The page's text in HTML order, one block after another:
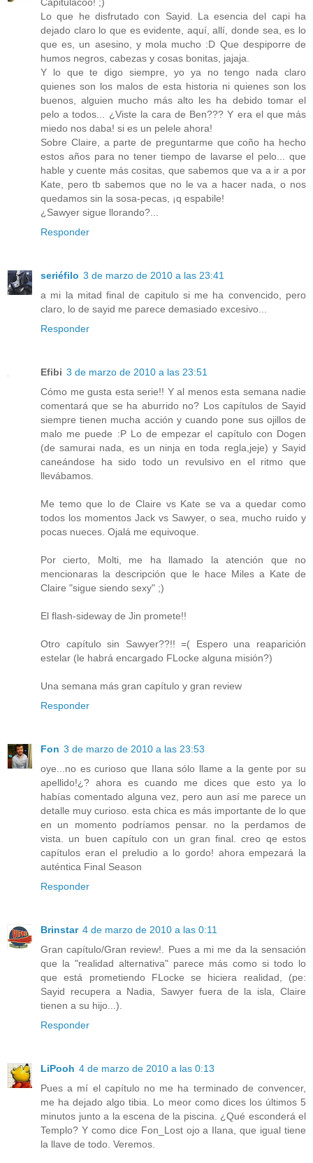
Lo que he disfrutado con Sayid. La esencia del capi ha
dejado claro lo que es evidente, aquí, allí, donde sea, es lo
que es, un asesino, y mola mucho :D Que despiporre de
humos negros, cabezas y cosas bonitas, jajaja.
Y lo que te digo siempre, yo ya no tengo nada claro
quienes son los malos de esta historia ni quienes son los
buenos, alguien mucho más alto les ha debido tomar el
pelo a todos... ¿Viste la cara de Ben??? Y era el que más
miedo nos daba! si es un pelele ahora!
Sobre Claire, a parte de preguntarme que coño ha hecho
estos años para no tener tiempo de lavarse el pelo... que
hable y cuente más cositas, que sabemos que va a ir a por
Kate, pero tb sabemos que no le va a hacer nada, o nos
quedamos sin la sosa-pecas, ¡q espabile!
¿Sawyer sigue llorando?...
Responder
seriéfilo 3 de marzo de 2010 a las 23:41
a mi la mitad final de capitulo si me ha convencido, pero
claro, lo de sayid me parece demasiado excesivo...
Responder
Efibi 3 de marzo de 2010 a las 23:51
Cómo me gusta esta serie!! Y al menos esta semana nadie
comentará que se ha aburrido no? Los capítulos de Sayid
siempre tienen mucha acción y cuando pone sus ojillos de
malo me puede :P Lo de empezar el capítulo con Dogen
(de samurai nada, es un ninja en toda regla,jeje) y Sayid
caneándose ha sido todo un revulsivo en el ritmo que
llevábamos.
Me temo que lo de Claire vs Kate se va a quedar como
todos los momentos Jack vs Sawyer, o sea, mucho ruido y
pocas nueces. Ojalá me equivoque.
Por cierto, Molti, me ha llamado la atención que no
mencionaras la descripción que le hace Miles a Kate de
Claire "sigue siendo sexy" ;)
El flash-sideway de Jin promete!!
Otro capítulo sin Sawyer??!! =( Espero una reaparición
estelar (le habrá encargado FLocke alguna misión?)
Una semana más gran capítulo y gran review
Responder
Fon 3 de marzo de 2010 a las 23:53
oye...no es curioso que Ilana sólo llame a la gente por su
apellido!¿? ahora es cuando me dices que esto ya lo
habías comentado alguna vez, pero aun así me parece un
detalle muy curioso. esta chica es más importante de lo que
en un momento podríamos pensar. no la perdamos de
vista. un buen capítulo con un gran final. creo qe estos
capítulos eran el preludio a lo gordo! ahora empezará la
auténtica Final Season
Responder
Brinstar 4 de marzo de 2010 a las 0:11
Gran capítulo/Gran review!. Pues a mi me da la sensación
que la "realidad alternativa" parece más como si todo lo
que está prometiendo FLocke se hiciera realidad, (pe:
Sayid recupera a Nadia, Sawyer fuera de la isla, Claire
tienen a su hijo...).
Responder
LiPooh 4 de marzo de 2010 a las 0:13
Pues a mí el capítulo no me ha terminado de convencer,
me ha dejado algo tibia. Lo meor como dices los últimos 5
minutos junto a la escena de la piscina. ¿Qué esconderá el
Templo? Y como dice Fon_Lost ojo a Ilana, que igual tiene
la llave de todo. Veremos.